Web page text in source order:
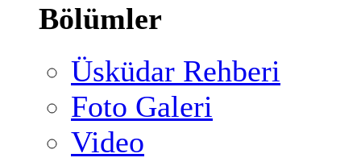
Bölümler
Üsküdar Rehberi
Foto Galeri
Video